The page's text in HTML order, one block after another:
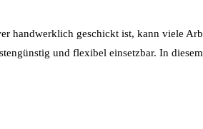
handwerklich geschickt ist, kann viele
und flexibel einsetzbar. In